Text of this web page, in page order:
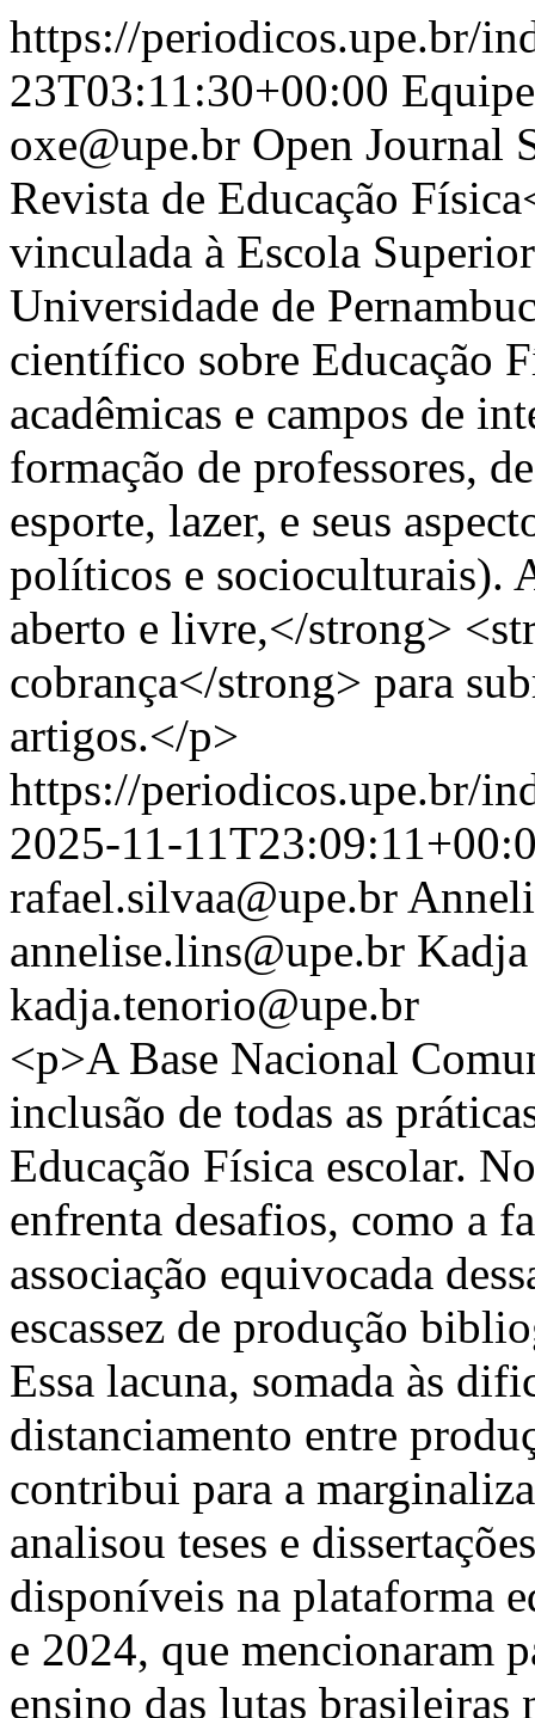
https://periodicos.upe.br/
23T03:11:30+00:00
oxe@upe.br Open Journal
Revista de Educação
vinculada à Escola
Universidade de
científico sobre Educação
acadêmicas e campos de
formação de professores,
esporte, lazer, e seus
políticos e socioculturais).
aberto e livre,</strong>
cobrança</strong> para
artigos.</p>
https://periodicos.upe.br/
2025-11-
rafael.silvaa@upe.br
annelise.lins@upe.br
kadja.tenorio@upe.br
<p>A Base Nacional
inclusão de todas as
Educação Física escolar.
enfrenta desafios, como a
associação equivocada
escassez de produção
Essa lacuna, somada às
distanciamento entre
contribui para a
analisou teses e
disponíveis na plataforma
e 2024, que mencionaram
ensino das lutas brasileiras